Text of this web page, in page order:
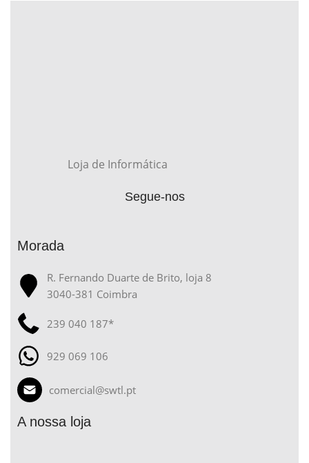
Loja de Informática
Segue-nos
Morada
R. Fernando Duarte de Brito, loja 8
3040-381 Coimbra
239 040 187*
929 069 106
comercial@swtl.pt
A nossa loja